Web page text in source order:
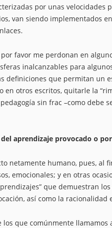
por unas velocidades
van siendo implementados
favor me perdonan en
inalcanzables para
definiciones que permitan un
en otros escritos, quitarle la
pedagogía sin frac –como
aprendizaje provocado o
netamente humano, pues,
emocionales; y en otras
que demuestran
así como la
los que comúnmente